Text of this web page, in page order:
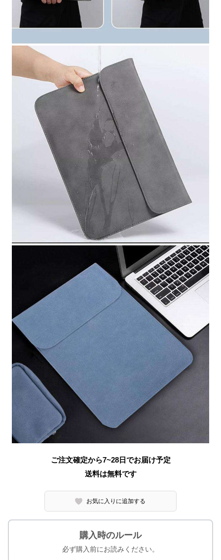
ご注文確定から7~28日でお届け予定
送料は無料です
お気に入りに追加する
購入時のルール
必ず購入前にお読みください。